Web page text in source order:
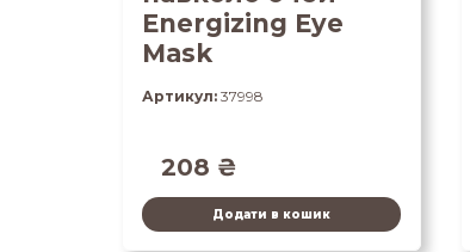
Energizing Eye
Mask
Артикул: 37998
208 ₴
Додати в кошик